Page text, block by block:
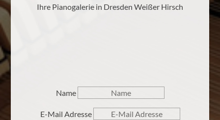
Ihre Pianogalerie in Dresden Weißer Hirsch
Name
E-Mail Adresse